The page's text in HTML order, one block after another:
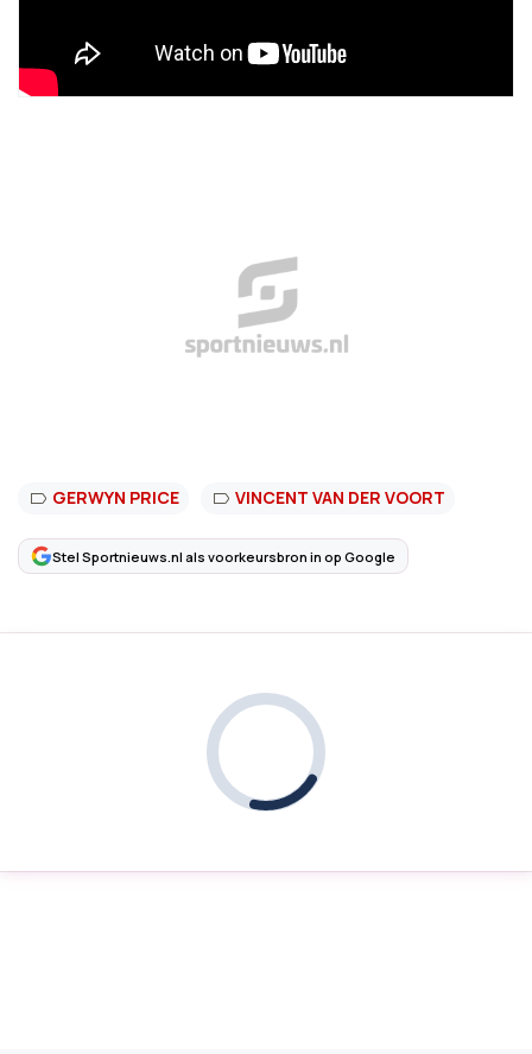
GERWYN PRICE VINCENT VAN DER VOORT
Stel Sportnieuws.nl als voorkeursbron in op Google